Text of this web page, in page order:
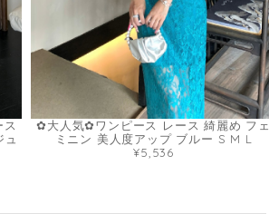
✿大人気✿ワンピース レース 綺麗め フェ
ミニン 美人度アップ ブルー S M L
¥5,536